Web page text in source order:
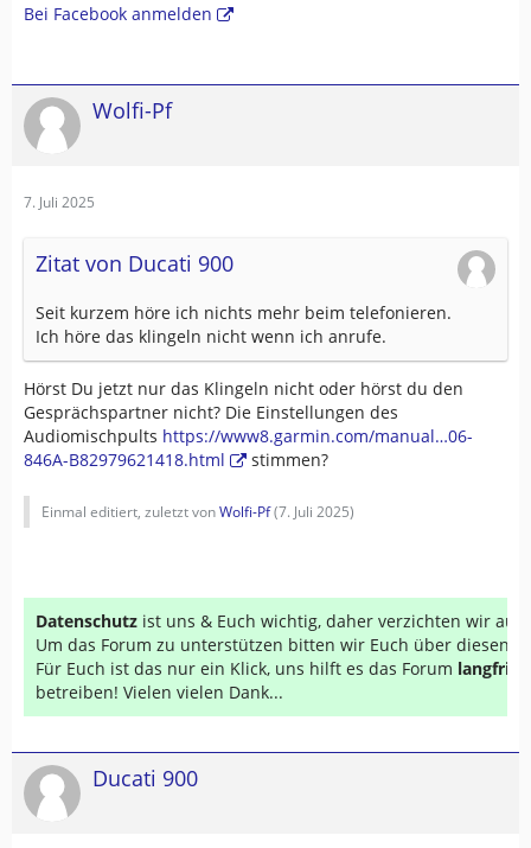
Bei Facebook anmelden
Wolfi-Pf
7. Juli 2025
Zitat von Ducati 900
Seit kurzem höre ich nichts mehr beim telefonieren.
Ich höre das klingeln nicht wenn ich anrufe.
Hörst Du jetzt nur das Klingeln nicht oder hörst du den
Gesprächspartner nicht? Die Einstellungen des
Audiomischpults https://www8.garmin.com/manual…06-
846A-B82979621418.html
stimmen?
Einmal editiert, zuletzt vonWolfi-Pf(7. Juli 2025)
Datenschutz ist uns & Euch wichtig, daher verzichten wir auf
Um das Forum zu unterstützen bitten wir Euch über diesen
Für Euch ist das nur ein Klick, uns hilft es das Forum
betreiben! Vielen vielen Dank...
Ducati 900